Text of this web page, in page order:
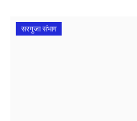
सरगुजा संभाग